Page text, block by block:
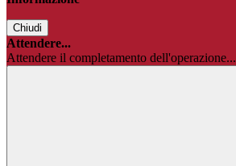
Chiudi
Attendere...
Attendere il completamento dell'operazione...